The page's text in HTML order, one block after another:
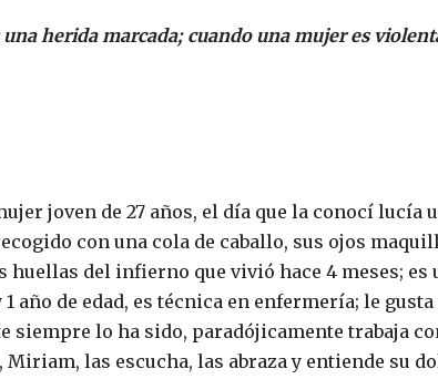
una herida marcada; cuando una mujer es
joven de 27 años, el día que la conocí lucía
con una cola de caballo, sus ojos
huellas del infierno que vivió hace 4 meses; es
1 año de edad, es técnica en enfermería; le
siempre lo ha sido, paradójicamente trabaja
Miriam, las escucha, las abraza y entiende su